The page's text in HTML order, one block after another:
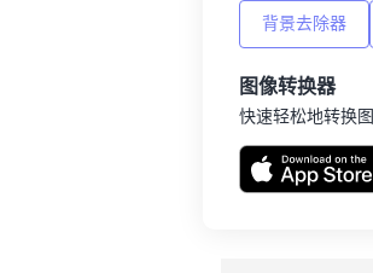
背景去除器
图像转换器
快速轻松地转换